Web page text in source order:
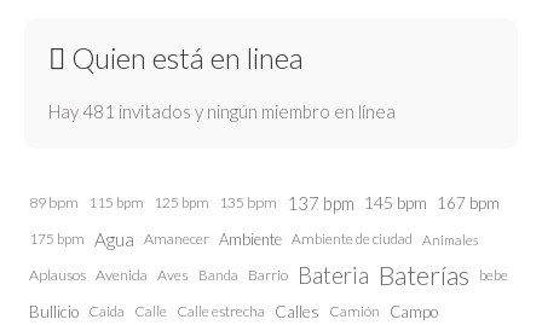
Quien está en linea
Hay 481 invitados y ningún miembro en línea
89 bpm 115 bpm 125 bpm 135 bpm 137 bpm 145 bpm 167 bpm
175 bpm Agua Amanecer Ambiente Ambiente de ciudad Animales
Aplausos Avenida Aves Banda Barrio Bateria Baterías bebe
Bullicio Caida Calle Calle estrecha Calles Camión Campo